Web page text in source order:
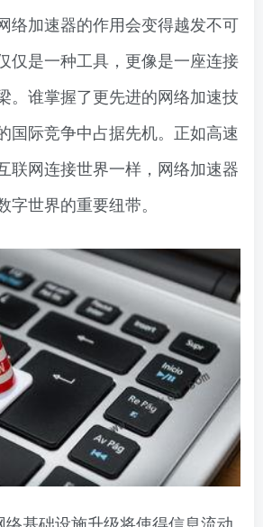
络加速器的作用会变得越发不可
仅是一种工具，更像是一座连接
。谁掌握了更先进的网络加速技
国际竞争中占据先机。正如高速
联网连接世界一样，网络加速器
世界的重要纽带。